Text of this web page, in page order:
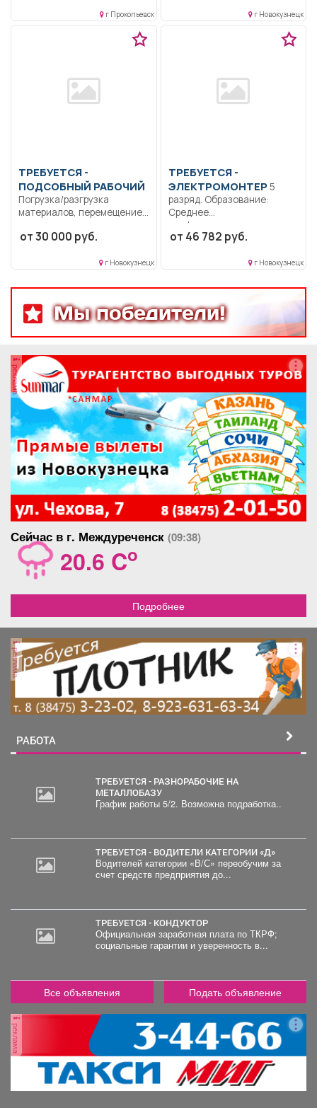
г Прокопьевск
учащихся теоретическим
г Новокузнецк
ТРЕБУЕТСЯ -
ПОДСОБНЫЙ РАБОЧИЙ
Погрузка/разгрузка
материалов, перемещение
тележках, уборка...
от 30 000 руб.
г Новокузнецк
ТРЕБУЕТСЯ -
ЭЛЕКТРОМОНТЕР
разряд. Образование:
Среднее
профессиональное..
Ремонт, монтаж и
от 46 782 руб.
г Новокузнецк
Мы победители!
реклама
Сейчас в г. Междуреченск (09:38)
20.6 Co
Подробнее
реклама
РАБОТА
ТРЕБУЕТСЯ - РАЗНОРАБОЧИЕ НА
МЕТАЛЛОБАЗУ
График работы 5/2. Возможна подработка..
ТРЕБУЕТСЯ - ВОДИТЕЛИ КАТЕГОРИИ «Д»
Водителей категории «В/С» переобучим за
счет средств предприятия до...
ТРЕБУЕТСЯ - КОНДУКТОР
Официальная заработная плата по ТКРФ;
социальные гарантии и уверенность в...
Все объявления Подать объявление
реклама